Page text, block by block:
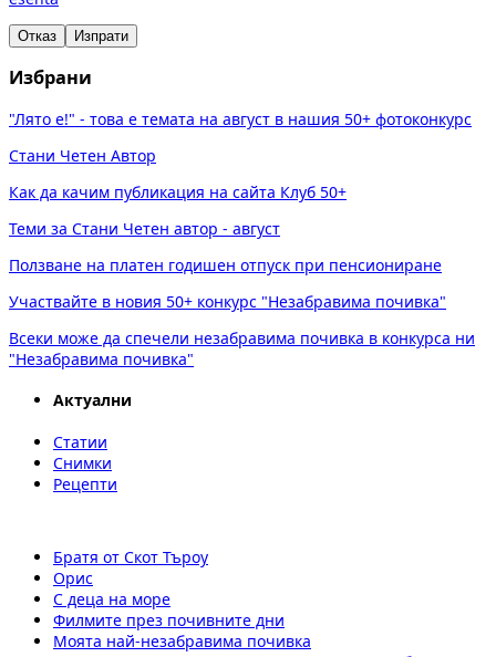
Отказ Изпрати
Избрани
"Лято е!" - това е темата на август в нашия 50+ фотоконкурс
Стани Четен Автор
Как да качим публикация на сайта Клуб 50+
Теми за Стани Четен автор - август
Ползване на платен годишен отпуск при пенсиониране
Участвайте в новия 50+ конкурс "Незабравима почивка"
Всеки може да спечели незабравима почивка в конкурса ни
"Незабравима почивка"
Актуални
Статии
Снимки
Рецепти
Братя от Скот Търоу
Орис
С деца на море
Филмите през почивните дни
Моята най-незабравима почивка